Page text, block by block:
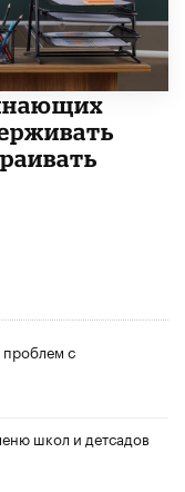
проблем с
школ и детсадов